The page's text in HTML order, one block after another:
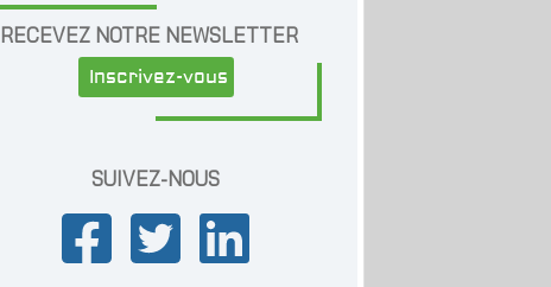
RECEVEZ NOTRE NEWSLETTER
Inscrivez-vous
SUIVEZ-NOUS